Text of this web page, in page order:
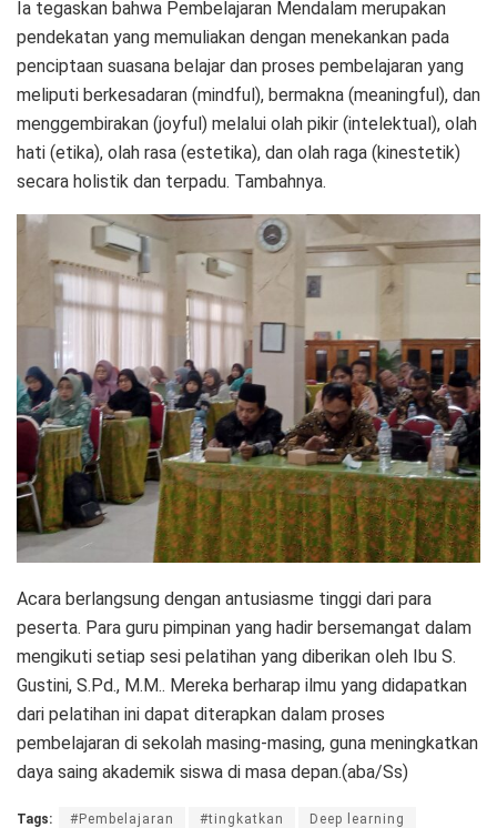
Ia tegaskan bahwa Pembelajaran Mendalam merupakan
pendekatan yang memuliakan dengan menekankan pada
penciptaan suasana belajar dan proses pembelajaran yang
meliputi berkesadaran (mindful), bermakna (meaningful), dan
menggembirakan (joyful) melalui olah pikir (intelektual), olah
hati (etika), olah rasa (estetika), dan olah raga (kinestetik)
secara holistik dan terpadu. Tambahnya.
Acara berlangsung dengan antusiasme tinggi dari para
peserta. Para guru pimpinan yang hadir bersemangat dalam
mengikuti setiap sesi pelatihan yang diberikan oleh Ibu S.
Gustini, S.Pd., M.M.. Mereka berharap ilmu yang didapatkan
dari pelatihan ini dapat diterapkan dalam proses
pembelajaran di sekolah masing-masing, guna meningkatkan
daya saing akademik siswa di masa depan.(aba/Ss)
Tags: #Pembelajaran #tingkatkan Deep learning